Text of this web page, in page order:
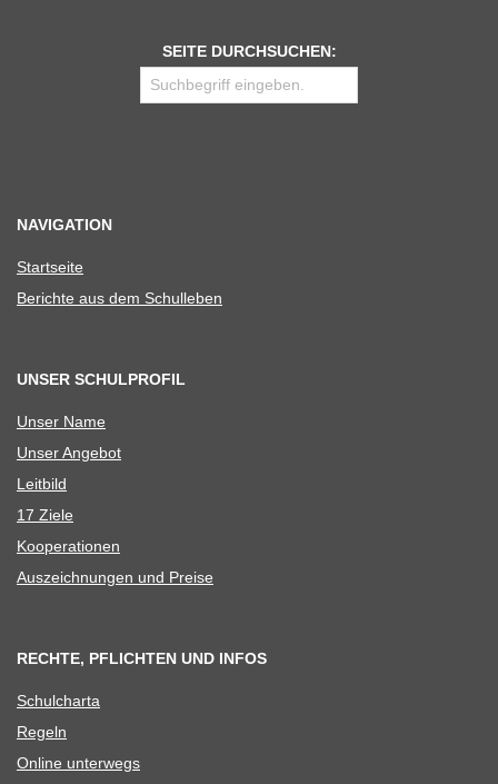
SEITE DURCHSUCHEN:
NAVIGATION
Start­seite
Berichte aus dem Schulleben
UNSER SCHULPROFIL
Unser Name
Unser Ange­bot
Leit­bild
17 Ziele
Koope­ra­tio­nen
Aus­zeich­nun­gen und Preise
RECHTE, PFLICHTEN UND INFOS
Schul­charta
Regeln
Online unter­wegs